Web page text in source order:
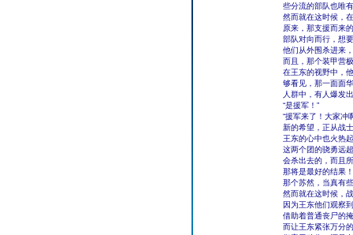
些分流的部队也唯
然而就在这时候，
原来，那支援而来
部队对向而行，想
他们从外围杀进来
而且，那个装甲营
在王东的视野中，
够看见，那一面面
人群中，有人爆发
“是援军！”
“援军来了！大家冲
新的希望，正从战
王东的心中也火热
这两个团的骁勇远
会杀出去的，而且
那将是最好的结果！
那个苏然，当真有
然而就在这时候，
因为王东他们观察
借助着普通丧尸的
而让王东紧张万分